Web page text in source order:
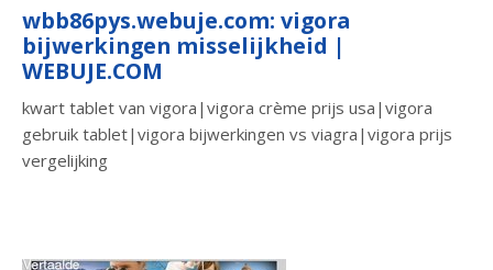
wbb86pys.webuje.com: vigora
bijwerkingen misselijkheid |
WEBUJE.COM
kwart tablet van vigora|vigora crème prijs usa|vigora
gebruik tablet|vigora bijwerkingen vs viagra|vigora prijs
vergelijking